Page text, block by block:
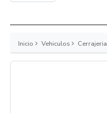
Inicio Vehiculos Cerrajeria